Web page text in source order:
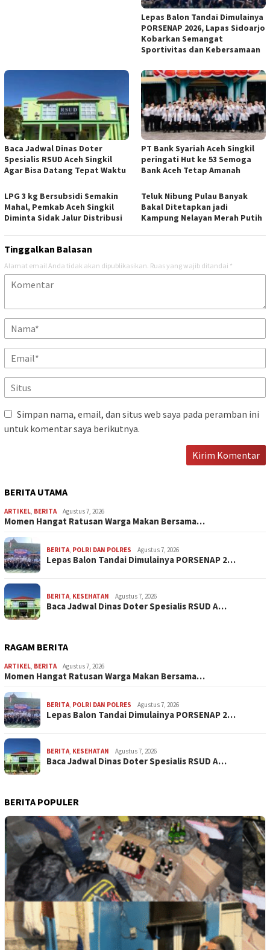
Lepas Balon Tandai Dimulainya
PORSENAP 2026, Lapas Sidoarjo
Kobarkan Semangat
Sportivitas dan Kebersamaan
Baca Jadwal Dinas Doter
Spesialis RSUD Aceh Singkil
Agar Bisa Datang Tepat Waktu
PT Bank Syariah Aceh Singkil
peringati Hut ke 53 Semoga
Bank Aceh Tetap Amanah
LPG 3 kg Bersubsidi Semakin
Mahal, Pemkab Aceh Singkil
Diminta Sidak Jalur Distribusi
Teluk Nibung Pulau Banyak
Bakal Ditetapkan jadi
Kampung Nelayan Merah Putih
Tinggalkan Balasan
Alamat email Anda tidak akan dipublikasikan. Ruas yang wajib ditandai *
Simpan nama, email, dan situs web saya pada peramban ini
untuk komentar saya berikutnya.
BERITA UTAMA
ARTIKEL, BERITA Agustus 7, 2026
Momen Hangat Ratusan Warga Makan Bersama…
BERITA, POLRI DAN POLRES Agustus 7, 2026
Lepas Balon Tandai Dimulainya PORSENAP 2…
BERITA, KESEHATAN Agustus 7, 2026
Baca Jadwal Dinas Doter Spesialis RSUD A…
RAGAM BERITA
ARTIKEL, BERITA Agustus 7, 2026
Momen Hangat Ratusan Warga Makan Bersama…
BERITA, POLRI DAN POLRES Agustus 7, 2026
Lepas Balon Tandai Dimulainya PORSENAP 2…
BERITA, KESEHATAN Agustus 7, 2026
Baca Jadwal Dinas Doter Spesialis RSUD A…
BERITA POPULER